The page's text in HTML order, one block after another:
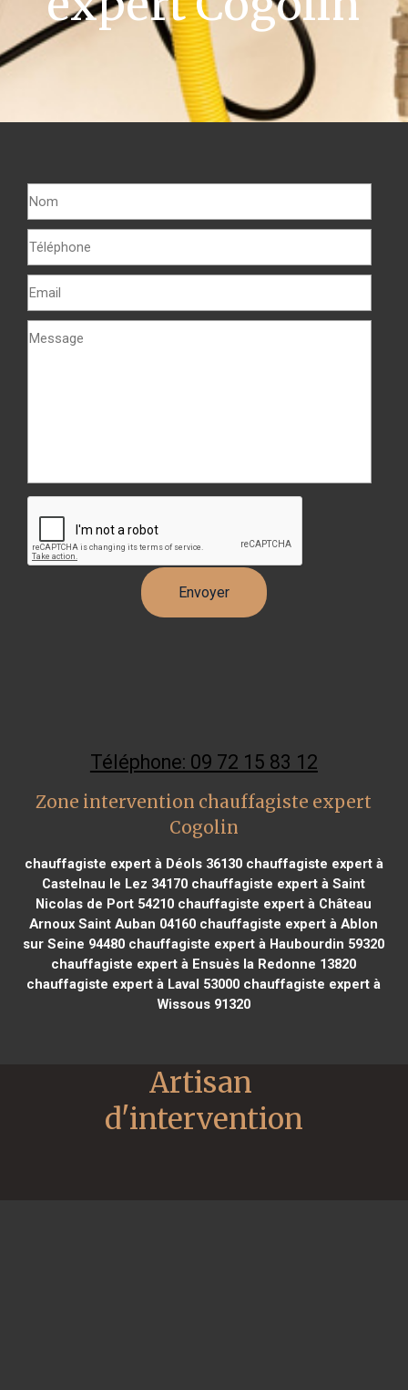
Téléphone: 09 72 15 83 12
Zone intervention chauffagiste expert
Cogolin
chauffagiste expert à Déols 36130chauffagiste expert à
Castelnau le Lez 34170 chauffagiste expert à Saint
Nicolas de Port 54210 chauffagiste expert à Château
Arnoux Saint Auban 04160 chauffagiste expert à Ablon
sur Seine 94480 chauffagiste expert à Haubourdin 59320
chauffagiste expert à Ensuès la Redonne 13820
chauffagiste expert à Laval 53000 chauffagiste expert à
Wissous 91320
Artisan
d'intervention